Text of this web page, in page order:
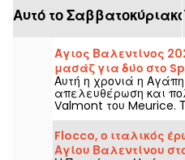
Αυτό το Σαββατοκύριακο
Άγιος Βαλεντίνος
μασάζ για δύο στο
και απολαυστικό Tea
δημιουργίες του
Αυτή η χρονιά η
απελευθέρωση και
Valmont του Meurice.
ξενοδοχείο στη Rue
σε μια ρομαντική
ανάμεσα σε
ιδιαίτερο Tea Time
Flocco, ο ιταλικός
Αγίου Βαλεντίνου